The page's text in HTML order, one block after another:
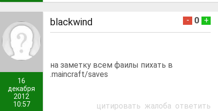
16
декабря
2012
10:57
blackwind - 0 +
на заметку всем фаилы пихать в
.maincraft/saves
цитировать жалоба ответить